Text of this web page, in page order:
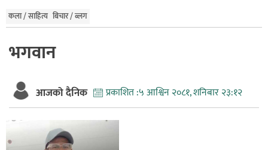
कला / साहित्य बिचार / ब्लग
भगवान
आजको दैनिक प्रकाशित :५ आश्विन २०८१, शनिबार २३:१२